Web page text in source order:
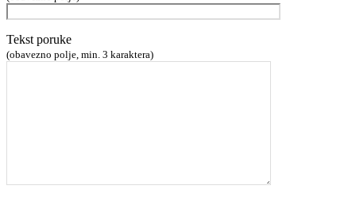
Tekst poruke
(obavezno polje, min. 3 karaktera)